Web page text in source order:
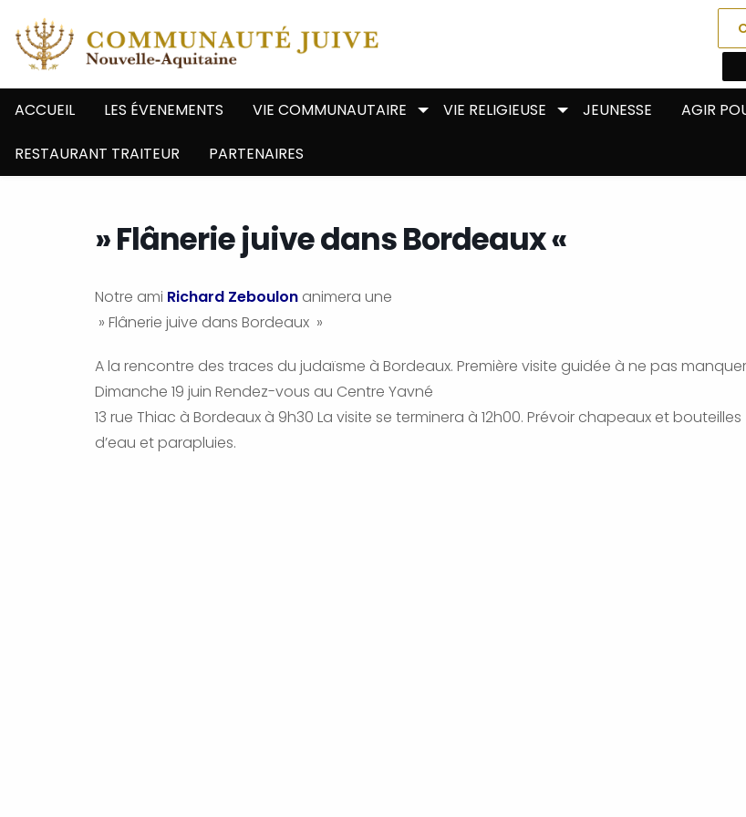
ACCUEIL LES ÉVENEMENTS VIE COMMUNAUTAIRE VIE RELIGIEUSE JEUNESSE AGIR
RESTAURANT TRAITEUR PARTENAIRES
» Flânerie juive dans Bordeaux «
Notre ami Richard Zeboulon animera une
» Flânerie juive dans Bordeaux »
A la rencontre des traces du judaïsme à Bordeaux. Première visite guidée à ne pas
Dimanche 19 juin Rendez-vous au Centre Yavné
13 rue Thiac à Bordeaux à 9h30 La visite se terminera à 12h00. Prévoir chapeaux et bouteilles
d’eau et parapluies.